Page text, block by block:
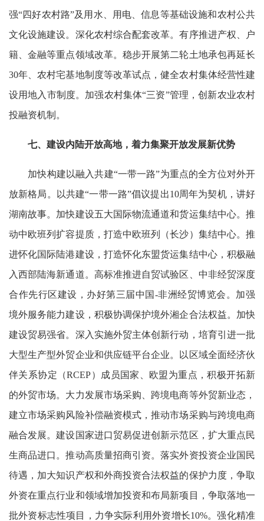
强“四好农村路”及用水、用电、信息等基础设施和农村公共
文化设施建设。深化农村综合配套改革。有序推进产权、户
籍、金融等重点领域改革。稳步开展第二轮土地承包再延长
30年、农村宅基地制度等改革试点，健全农村集体经营性建
设用地入市制度。加强农村集体“三资”管理，创新农业农村
投融资机制。
七、建设内陆开放高地，着力集聚开放发展新优势
加快构建以融入共建“一带一路”为重点的全方位对外开
放新格局。以共建“一带一路”倡议提出10周年为契机，讲好
湖南故事。加快建设五大国际物流通道和货运集结中心。推
动中欧班列扩容提质，打造中欧班列（长沙）集结中心。推
进怀化国际陆港建设，打造怀化东盟货运集结中心，积极融
入西部陆海新通道。高标准推进自贸试验区、中非经贸深度
合作先行区建设，办好第三届中国-非洲经贸博览会。加强
境外服务能力建设，积极协调保护境外湘企合法权益。加快
建设贸易强省。深入实施外贸主体创新行动，培育引进一批
大型生产型外贸企业和供应链平台企业。以区域全面经济伙
伴关系协定（RCEP）成员国家、欧盟为重点，积极开拓新
的外贸市场。大力发展市场采购、跨境电商等外贸新业态，
建立市场采购风险补偿融资模式，推动市场采购与跨境电商
融合发展。建设国家进口贸易促进创新示范区，扩大重点民
生商品进口。推动高质量招商引资。落实外资投资企业国民
待遇，加大知识产权和外商投资合法权益的保护力度，争取
外资在重点行业和领域增加投资和布局新项目，争取落地一
批外资标志性项目，力争实际利用外资增长10%。强化精准